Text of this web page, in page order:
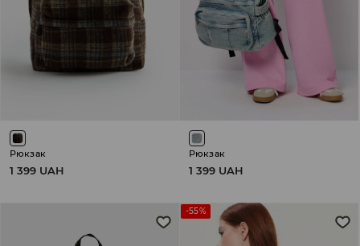
Рюкзак
1 399 UAH
Рюкзак
1 399 UAH
-55%